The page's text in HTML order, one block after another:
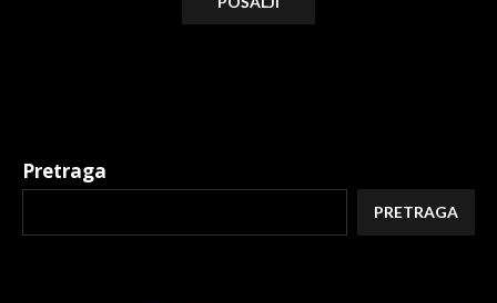
Pretraga
PRETRAGA